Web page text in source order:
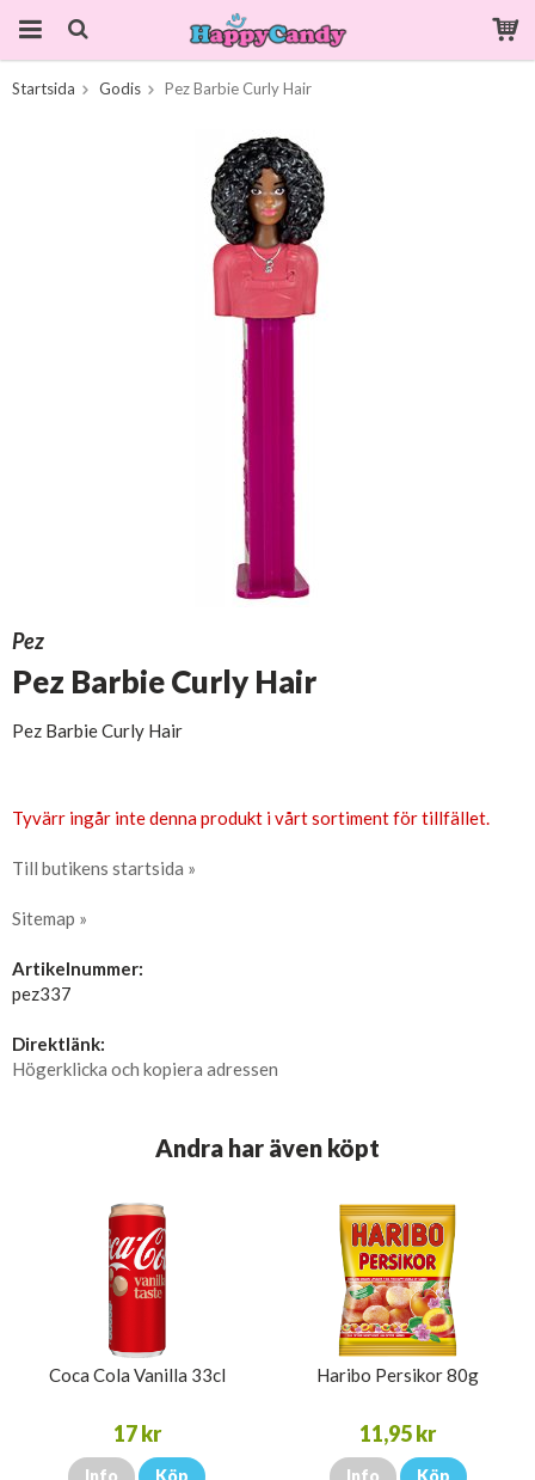
Startsida Godis Pez Barbie Curly Hair
Pez
Pez Barbie Curly Hair
Pez Barbie Curly Hair
Tyvärr ingår inte denna produkt i vårt sortiment för tillfället.
Till butikens startsida »
Sitemap »
Artikelnummer:
pez337
Direktlänk:
Högerklicka och kopiera adressen
Andra har även köpt
Coca Cola Vanilla 33cl
17 kr
Info Köp
Haribo Persikor 80g
11,95 kr
Info Köp